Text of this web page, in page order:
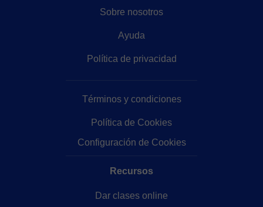
Sobre nosotros
Ayuda
Política de privacidad
Términos y condiciones
Política de Cookies
Configuración de Cookies
Recursos
Dar clases online